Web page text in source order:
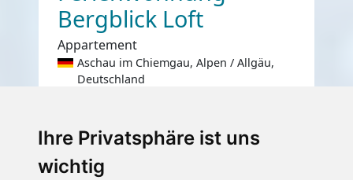
Ihre Privatsphäre ist uns
wichtig
Bergblick Loft
Appartement
Aschau im Chiemgau, Alpen / Allgäu,
Deutschland
ab € 104,-
pro Einheit pro Nacht